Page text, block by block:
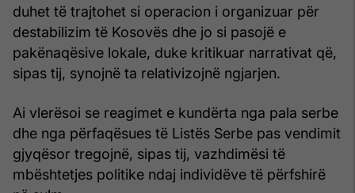
duhet të trajtohet si operacion i organizuar për
destabilizim të Kosovës dhe jo si pasojë e
pakënaqësive lokale, duke kritikuar narrativat që,
sipas tij, synojnë ta relativizojnë ngjarjen.
Ai vlerësoi se reagimet e kundërta nga pala serbe
dhe nga përfaqësues të Listës Serbe pas vendimit
gjyqësor tregojnë, sipas tij, vazhdimësi të
mbështetjes politike ndaj individëve të përfshirë